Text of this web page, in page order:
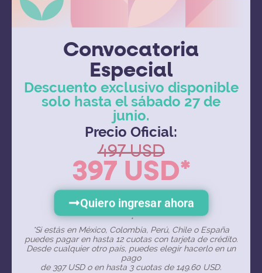
Convocatoria
Especial
Descuento exclusivo disponible
solo hasta el sábado 27 de
junio.
Precio Oficial:
497 USD
397 USD*
Quiero ingresar ahora
*
*Si estás en México, Colombia, Perú, Chile o España
puedes pagar en hasta 12 cuotas con tarjeta de crédito.
Desde cualquier otro país, puedes elegir hacerlo en un
pago
de 397 USD o en hasta 3 cuotas de 149.60 USD.